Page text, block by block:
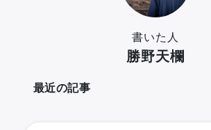
書いた人
勝野天欄
最近の記事